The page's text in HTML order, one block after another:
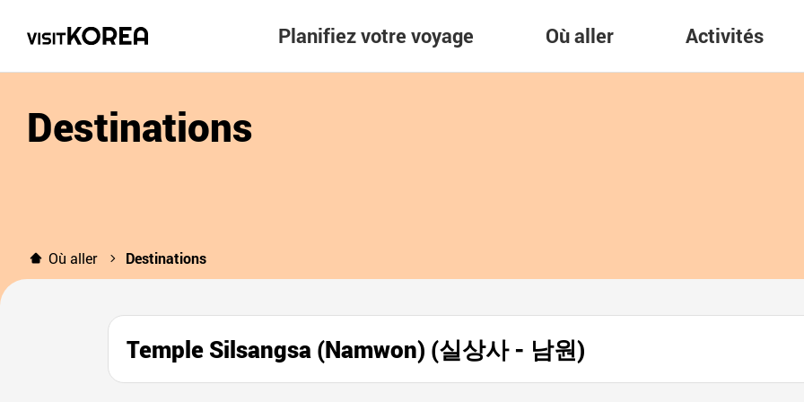
Planifiez votre voyage Où aller Activités
Destinations
Où aller Destinations
Temple Silsangsa (Namwon) (실상사 - 남원)